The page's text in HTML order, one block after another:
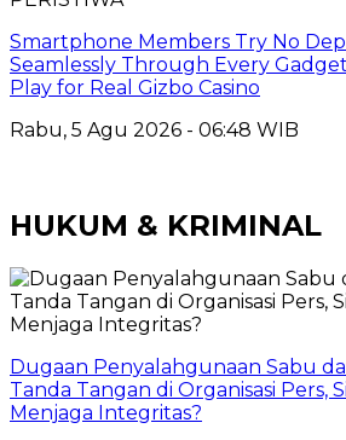
Smartphone Members Try No
Seamlessly Through Every
Play for Real Gizbo Casino
Rabu, 5 Agu 2026 - 06:48 WIB
HUKUM & KRIMINAL
Dugaan Penyalahgunaan Sabu
Tanda Tangan di Organisasi Pers,
Menjaga Integritas?